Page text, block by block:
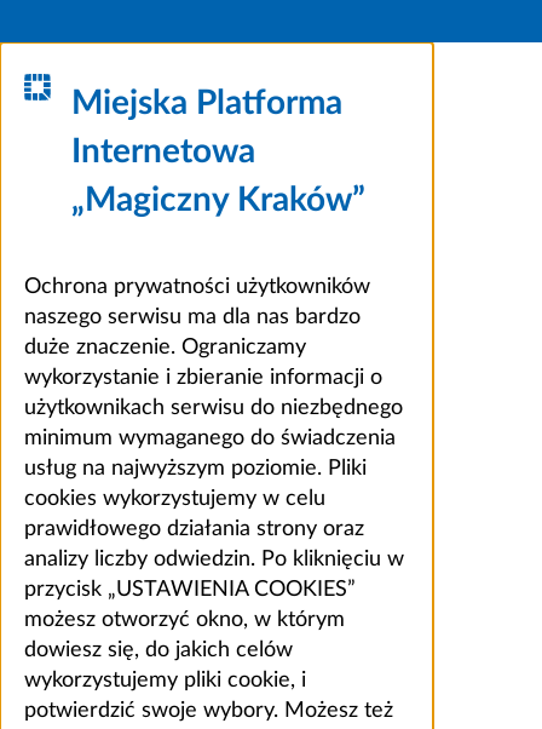
Miejska Platforma
Internetowa
„Magiczny Kraków”
Ochrona prywatności użytkowników
naszego serwisu ma dla nas bardzo
duże znaczenie. Ograniczamy
wykorzystanie i zbieranie informacji o
użytkownikach serwisu do niezbędnego
minimum wymaganego do świadczenia
usług na najwyższym poziomie. Pliki
cookies wykorzystujemy w celu
prawidłowego działania strony oraz
analizy liczby odwiedzin. Po kliknięciu w
przycisk „USTAWIENIA COOKIES”
możesz otworzyć okno, w którym
dowiesz się, do jakich celów
wykorzystujemy pliki cookie, i
potwierdzić swoje wybory. Możesz też